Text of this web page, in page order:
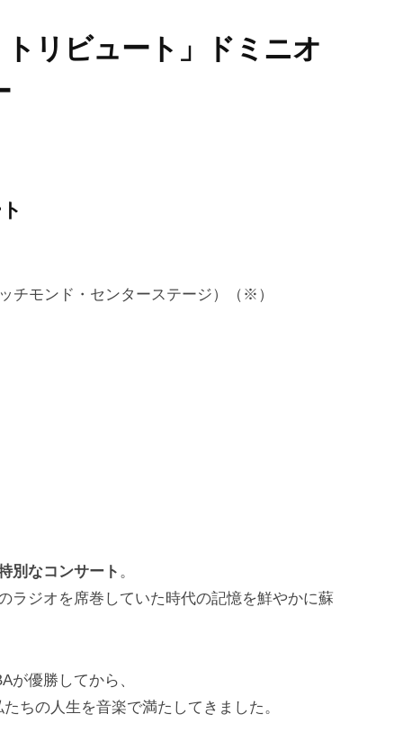
トリビュート」ドミニオ
チモンド・センターステージ）（※）
別なコンサート 。
ラジオを席巻していた時代の記憶を鮮やかに蘇
が優勝してから、
ちの人生を音楽で満たしてきました。